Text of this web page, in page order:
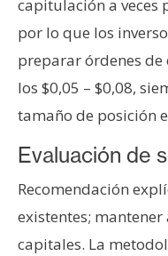
capitulación a veces
por lo que los
preparar órdenes de
los $0,05 – $0,08,
tamaño de posición
Evaluación de
Recomendación
existentes;
capitales. La